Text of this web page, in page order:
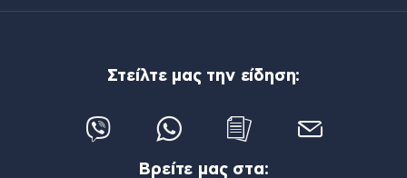
Στείλτε μας την είδηση:
Βρείτε μας στα: